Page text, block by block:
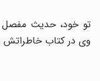
تو خود، حدیث مفصل
وی در کتاب خاطراتش